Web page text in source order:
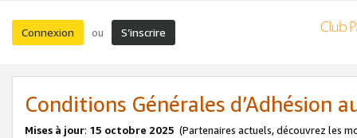
Connexion ou S’inscrire
Conditions Générales d’Adhésion
Mises à jour: 15 octobre 2025 (Partenaires actuels, découvrez les